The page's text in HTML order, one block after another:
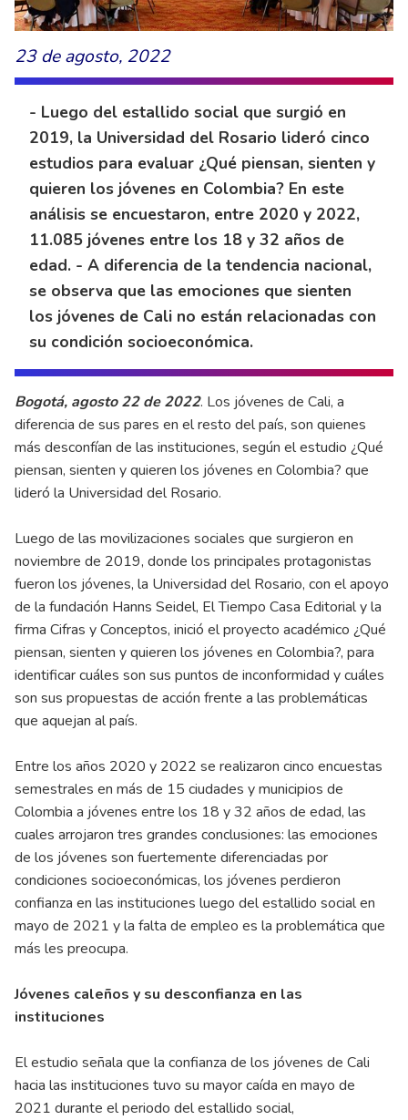
23 de agosto, 2022
- Luego del estallido social que surgió en
2019, la Universidad del Rosario lideró cinco
estudios para evaluar ¿Qué piensan, sienten y
quieren los jóvenes en Colombia? En este
análisis se encuestaron, entre 2020 y 2022,
11.085 jóvenes entre los 18 y 32 años de
edad. - A diferencia de la tendencia nacional,
se observa que las emociones que sienten
los jóvenes de Cali no están relacionadas con
su condición socioeconómica.
Bogotá, agosto 22 de 2022. Los jóvenes de Cali, a
diferencia de sus pares en el resto del país, son quienes
más desconfían de las instituciones, según el estudio ¿Qué
piensan, sienten y quieren los jóvenes en Colombia? que
lideró la Universidad del Rosario.
Luego de las movilizaciones sociales que surgieron en
noviembre de 2019, donde los principales protagonistas
fueron los jóvenes, la Universidad del Rosario, con el apoyo
de la fundación Hanns Seidel, El Tiempo Casa Editorial y la
firma Cifras y Conceptos, inició el proyecto académico ¿Qué
piensan, sienten y quieren los jóvenes en Colombia?, para
identificar cuáles son sus puntos de inconformidad y cuáles
son sus propuestas de acción frente a las problemáticas
que aquejan al país.
Entre los años 2020 y 2022 se realizaron cinco encuestas
semestrales en más de 15 ciudades y municipios de
Colombia a jóvenes entre los 18 y 32 años de edad, las
cuales arrojaron tres grandes conclusiones: las emociones
de los jóvenes son fuertemente diferenciadas por
condiciones socioeconómicas, los jóvenes perdieron
confianza en las instituciones luego del estallido social en
mayo de 2021 y la falta de empleo es la problemática que
más les preocupa.
Jóvenes caleños y su desconfianza en las
instituciones
El estudio señala que la confianza de los jóvenes de Cali
hacia las instituciones tuvo su mayor caída en mayo de
2021 durante el periodo del estallido social,